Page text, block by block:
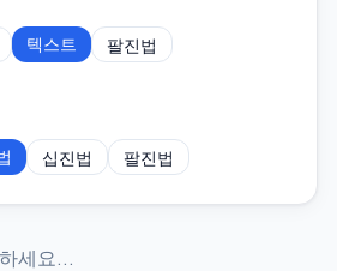
텍스트 팔진법
십진법 팔진법
세요...